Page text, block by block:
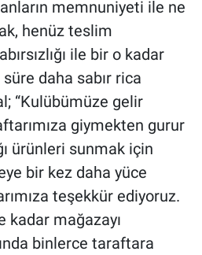
memnuniyeti ile ne
henüz teslim
ile bir o kadar
daha sabır rica
“Kulübümüze gelir
giymekten gurur
ürünleri sunmak için
bir kez daha yüce
teşekkür ediyoruz.
kadar mağazayı
binlerce taraftara